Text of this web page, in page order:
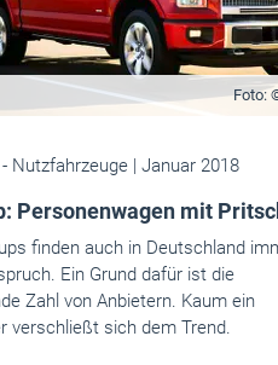
Foto:
Nutzfahrzeuge | Januar 2018
Personenwagen mit
finden auch in Deutschland
Ein Grund dafür ist die
Zahl von Anbietern. Kaum ein
verschließt sich dem Trend.